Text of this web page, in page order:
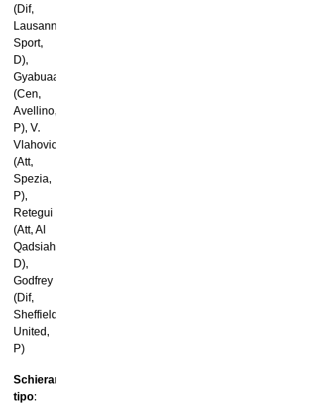
(Dif,
Lausanne-
Sport,
D),
Gyabuaa
(Cen,
Avellino,
P), V.
Vlahovic
(Att,
Spezia,
P),
Retegui
(Att, Al
Qadsiah,
D),
Godfrey
(Dif,
Sheffield
United,
P)
Schieramento
tipo: